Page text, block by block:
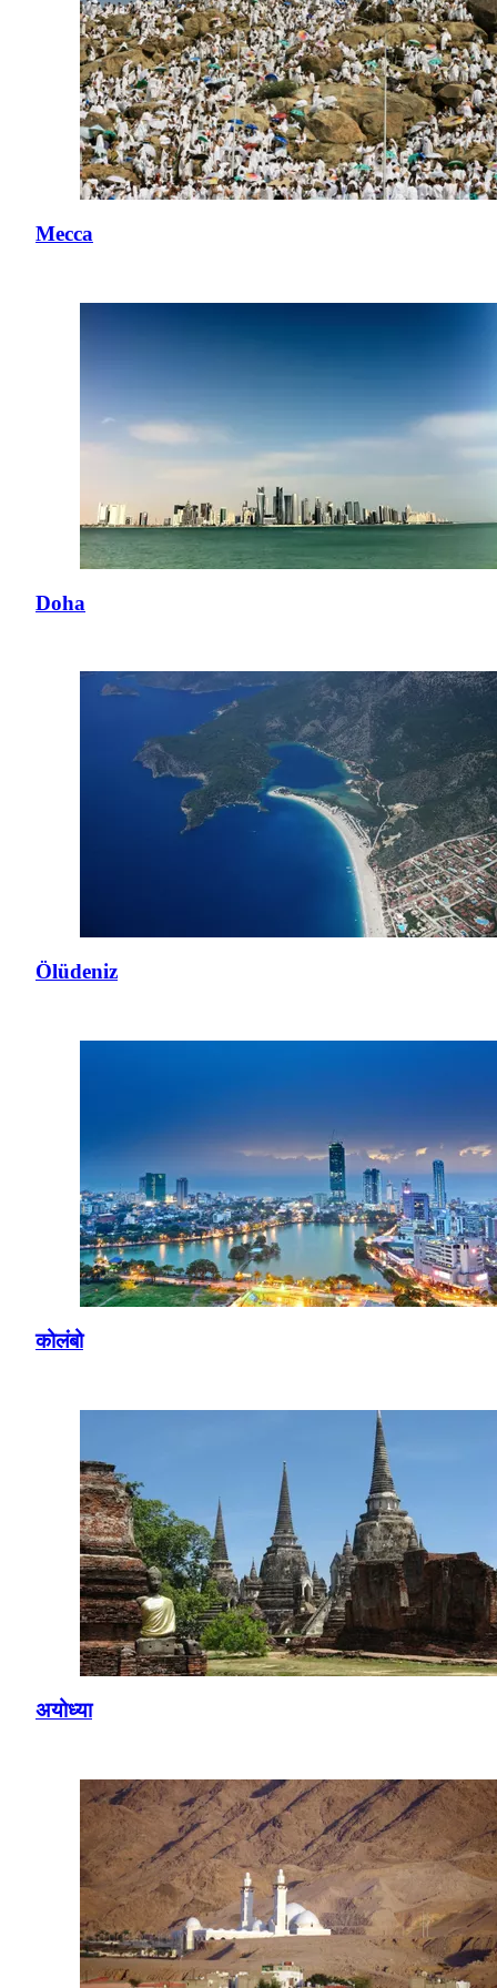
Mecca
Doha
Ölüdeniz
कोलंबो
अयोध्या